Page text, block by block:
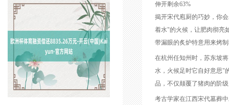
伸开剩余63%
揭开宋代庖厨的巧妙，你
着水"的火候，让肥肉彻亮
带漏眼的炙炉特意用来烤
在杭州任知州时，苏东坡
水，火候足时它自好意思"
品，不仅颠覆了猪肉的阶
考古学家在江西宋代墓葬